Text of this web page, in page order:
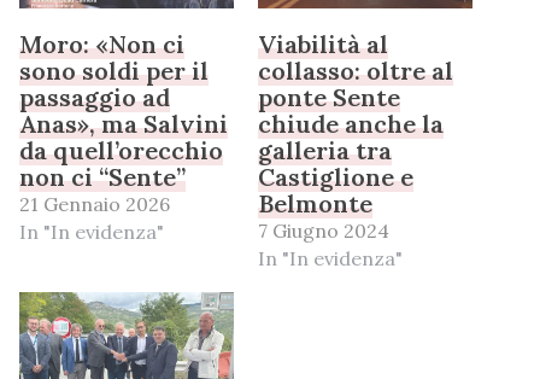
Moro: «Non ci
sono soldi per il
passaggio ad
Anas», ma Salvini
da quell’orecchio
non ci “Sente”
21 Gennaio 2026
In "In evidenza"
Viabilità al
collasso: oltre al
ponte Sente
chiude anche la
galleria tra
Castiglione e
Belmonte
7 Giugno 2024
In "In evidenza"